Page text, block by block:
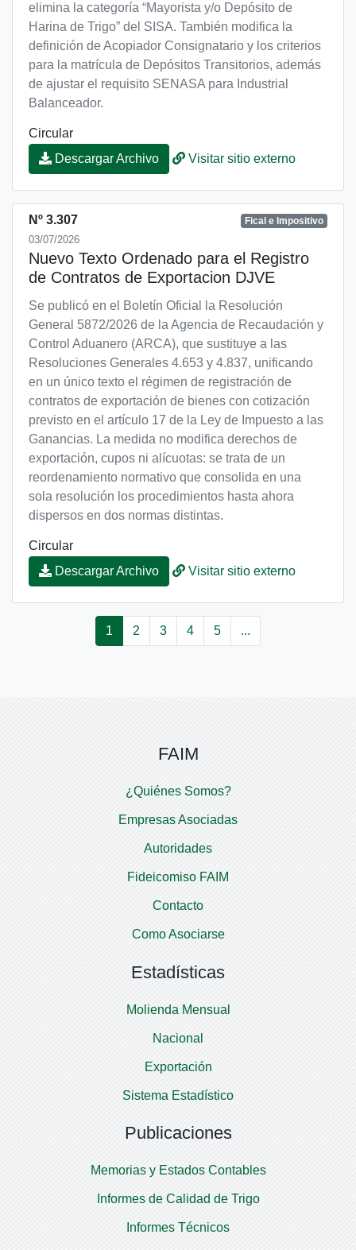
elimina la categoría “Mayorista y/o Depósito de
Harina de Trigo” del SISA. También modifica la
definición de Acopiador Consignatario y los criterios
para la matrícula de Depósitos Transitorios, además
de ajustar el requisito SENASA para Industrial
Balanceador.
Circular
Descargar Archivo
Visitar sitio externo
Nº 3.307
03/07/2026
Fical e Impositivo
Nuevo Texto Ordenado para el Registro
de Contratos de Exportacion DJVE
Se publicó en el Boletín Oficial la Resolución
General 5872/2026 de la Agencia de Recaudación y
Control Aduanero (ARCA), que sustituye a las
Resoluciones Generales 4.653 y 4.837, unificando
en un único texto el régimen de registración de
contratos de exportación de bienes con cotización
previsto en el artículo 17 de la Ley de Impuesto a las
Ganancias. La medida no modifica derechos de
exportación, cupos ni alícuotas: se trata de un
reordenamiento normativo que consolida en una
sola resolución los procedimientos hasta ahora
dispersos en dos normas distintas.
Circular
Descargar Archivo
Visitar sitio externo
1 2 3 4 5 ...
FAIM
¿Quiénes Somos?
Empresas Asociadas
Autoridades
Fideicomiso FAIM
Contacto
Como Asociarse
Estadísticas
Molienda Mensual
Nacional
Exportación
Sistema Estadístico
Publicaciones
Memorias y Estados Contables
Informes de Calidad de Trigo
Informes Técnicos